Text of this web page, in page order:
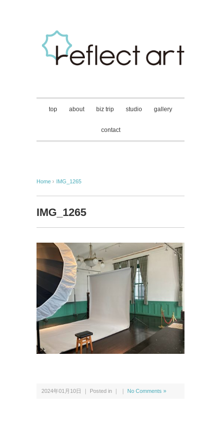
top about biz trip studio gallery
contact
Home › IMG_1265
IMG_1265
2024年01月10日 ｜ Posted in ｜ ｜ No Comments »